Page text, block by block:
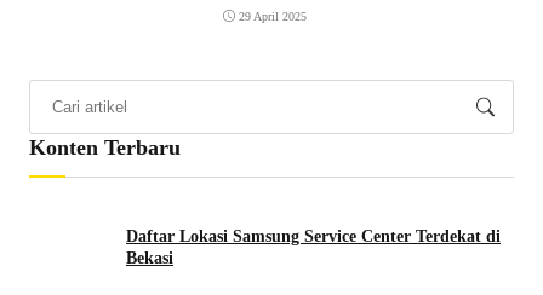
29 April 2025
Konten Terbaru
Daftar Lokasi Samsung Service Center Terdekat di
Bekasi